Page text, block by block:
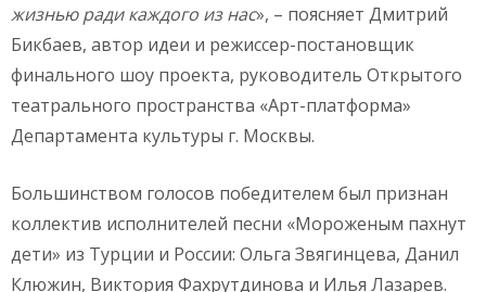
жизнью ради каждого из нас», – поясняет Дмитрий
Бикбаев, автор идеи и режиссер-постановщик
финального шоу проекта, руководитель Открытого
театрального пространства «Арт-платформа»
Департамента культуры г. Москвы.
Большинством голосов победителем был признан
коллектив исполнителей песни «Мороженым пахнут
дети» из Турции и России: Ольга Звягинцева, Данил
Клюжин, Виктория Фахрутдинова и Илья Лазарев.